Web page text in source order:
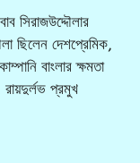
সিরাজউদ্দৌলার
ছিলেন দেশপ্রেমিক,
বাংলার ক্ষমতা
প্রমুখ